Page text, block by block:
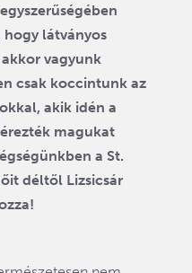
hogy látványos
vagyunk
csak koccintunk az
akik idén a
magukat
a St.
déltől Lizsicsár